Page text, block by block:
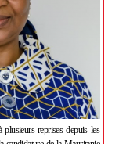
reprises depuis les